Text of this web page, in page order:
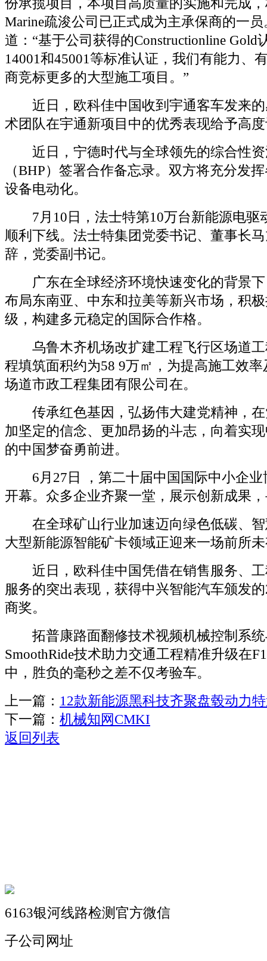
份承揽项目，本项目高质量的实施和完成
Marine疏浚公司已正式成为主承保商的一员
道：“基于公司获得的Constructionline Gold
14001和45001等标准认证，我们有能力、
商竞标更多的大型施工项目。”
近日，欧科佳中国收到宇通客车发来的
术团队在宇通新项目中的优秀表现给予高
近日，宁德时代与全球领先的综合性资
（BHP）签署合作备忘录。双方将充分发
设备电动化。
7月10日，法士特第10万台新能源电驱
顺利下线。法士特集团党委书记、董事长
辞，党委副书记。
广东在全球经济环境快速变化的背景下
布局东南亚、中东和拉美等新兴市场，积
级，构建多元稳定的国际合作格。
乌鲁木齐机场改扩建工程飞行区场道工
程填筑面积约为58 9万㎡，为提高施工效
场道市政工程集团有限公司在。
传承红色基因，弘扬伟大建党精神，在
加坚定的信念、更加昂扬的斗志，向着实
的中国梦奋勇前进。
6月27日 ，第二十届中国国际中小企业
开幕。众多企业齐聚一堂，展示创新成果
在全球矿山行业加速迈向绿色低碳、智
大型新能源智能矿卡领域正迎来一场前所
近日，欧科佳中国凭借在销售服务、工
服务的突出表现，获得中兴智能汽车颁发
商奖。
拓普康路面翻修技术视频机械控制系统
SmoothRide技术助力交通工程精准升级在
中，胜负的毫秒之差不仅考验车。
上一篇： 12款新能源黑科技齐聚盘毂动力
下一篇： 机械知网CMKI
返回列表
6163银河线路检测官方微信
子公司网址